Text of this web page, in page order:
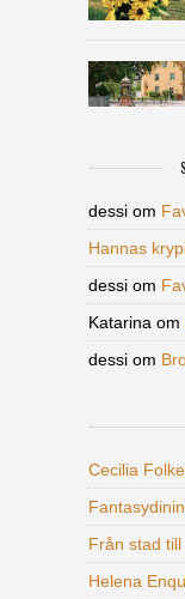
dessi om
Hannas
dessi om
Katarina om
dessi om
Cecilia
Från stad
Helena